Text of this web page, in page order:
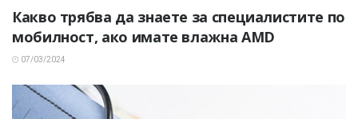
Какво трябва да знаете за специалистите по
мобилност, ако имате влажна AMD
07/03/2024